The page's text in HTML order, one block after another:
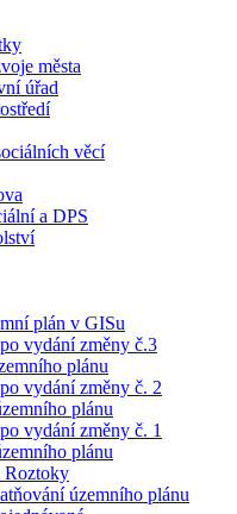
města
úřad
věcí
a DPS
plán v GISu
vydání změny č.3
plánu
vydání změny č. 2
plánu
vydání změny č. 1
plánu
Roztoky
územního plánu